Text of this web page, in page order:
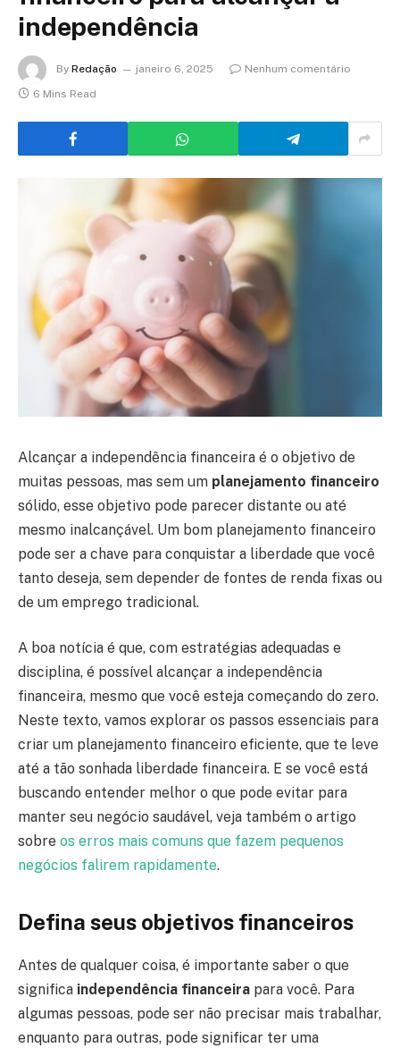
independência
By Redação janeiro 6, 2025
Nenhum comentário
6 Mins Read
Alcançar a independência financeira é o objetivo de
muitas pessoas, mas sem um planejamento financeiro
sólido, esse objetivo pode parecer distante ou até
mesmo inalcançável. Um bom planejamento financeiro
pode ser a chave para conquistar a liberdade que você
tanto deseja, sem depender de fontes de renda fixas ou
de um emprego tradicional.
A boa notícia é que, com estratégias adequadas e
disciplina, é possível alcançar a independência
financeira, mesmo que você esteja começando do zero.
Neste texto, vamos explorar os passos essenciais para
criar um planejamento financeiro eficiente, que te leve
até a tão sonhada liberdade financeira. E se você está
buscando entender melhor o que pode evitar para
manter seu negócio saudável, veja também o artigo
sobre os erros mais comuns que fazem pequenos
negócios falirem rapidamente.
Defina seus objetivos financeiros
Antes de qualquer coisa, é importante saber o que
significa independência financeira para você. Para
algumas pessoas, pode ser não precisar mais trabalhar,
enquanto para outras, pode significar ter uma